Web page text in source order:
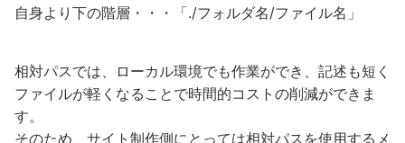
自身より下の階層・・・「./フォルダ名/ファイル名」
相対パスでは、ローカル環境でも作業ができ、記述も短く
ファイルが軽くなることで時間的コストの削減ができま
す。
そのため、サイト制作側にとっては相対パスを使用するメ